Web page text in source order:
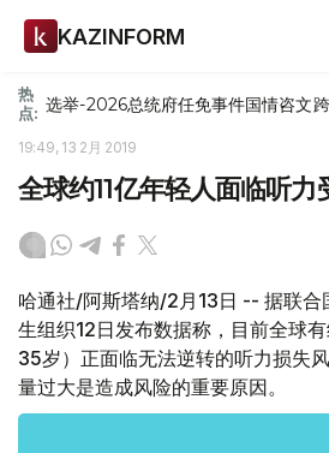
KAZINFORM
热
点: 选举-2026总统府任免事件国情咨文
19:49, 13 2月 2019
全球约11亿年轻人面临听力
哈通社/阿斯塔纳/2月13日 -- 据联合
生组织12日发布数据称，目前全球
35岁）正面临无法逆转的听力损失
量过大是造成风险的重要原因。